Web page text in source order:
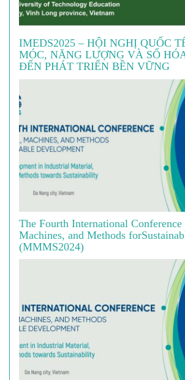
IMEDS2025 – HỘI NGHỊ QUỐC
MÓC, NĂNG LƯỢNG VÀ SỐ
ĐẾN PHÁT TRIỂN BỀN VỮNG
The Fourth International
Machines, and Methods
(MMMS2024)